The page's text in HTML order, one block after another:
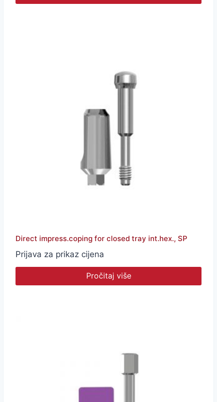
Direct impress.coping for closed tray int.hex., SP
Prijava za prikaz cijena
Pročitaj više